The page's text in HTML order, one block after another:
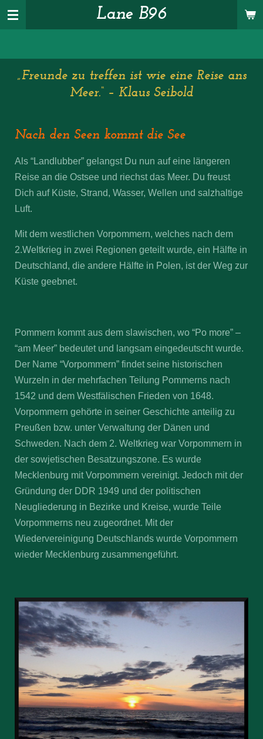
Zum
Hauptinhalt
Lane B96
„Freunde zu treffen ist wie eine Reise ans
Meer.“ – Klaus Seibold
Nach den Seen kommt die See
Als “Landlubber” gelangst Du nun auf eine längeren
Reise an die Ostsee und riechst das Meer. Du freust
Dich auf Küste, Strand, Wasser, Wellen und salzhaltige
Luft.
Mit dem westlichen Vorpommern, welches nach dem
2.Weltkrieg in zwei Regionen geteilt wurde, ein Hälfte in
Deutschland, die andere Hälfte in Polen, ist der Weg zur
Küste geebnet.
Pommern kommt aus dem slawischen, wo “Po more” –
“am Meer” bedeutet und langsam eingedeutscht wurde.
Der Name “Vorpommern” findet seine historischen
Wurzeln in der mehrfachen Teilung Pommerns nach
1542 und dem Westfälischen Frieden von 1648.
Vorpommern gehörte in seiner Geschichte anteilig zu
Preußen bzw. unter Verwaltung der Dänen und
Schweden. Nach dem 2. Weltkrieg war Vorpommern in
der sowjetischen Besatzungszone. Es wurde
Mecklenburg mit Vorpommern vereinigt. Jedoch mit der
Gründung der DDR 1949 und der politischen
Neugliederung in Bezirke und Kreise, wurde Teile
Vorpommerns neu zugeordnet. Mit der
Wiedervereinigung Deutschlands wurde Vorpommern
wieder Mecklenburg zusammengeführt.